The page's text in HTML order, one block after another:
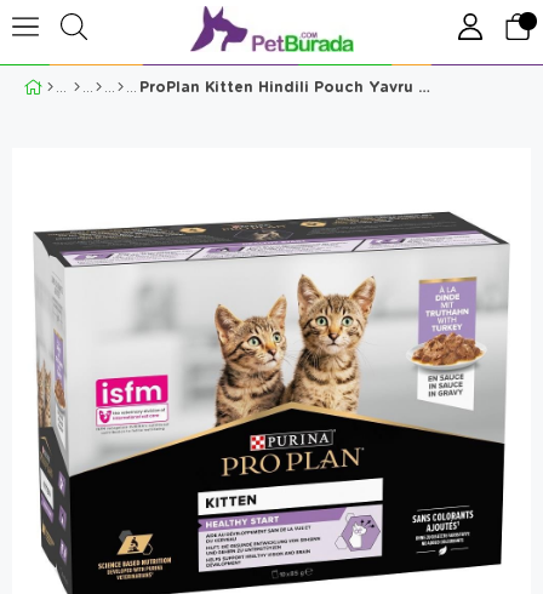
ProPlan Kitten Hindili Pouch Yavru Kedi Konservesi 10x85 Gr